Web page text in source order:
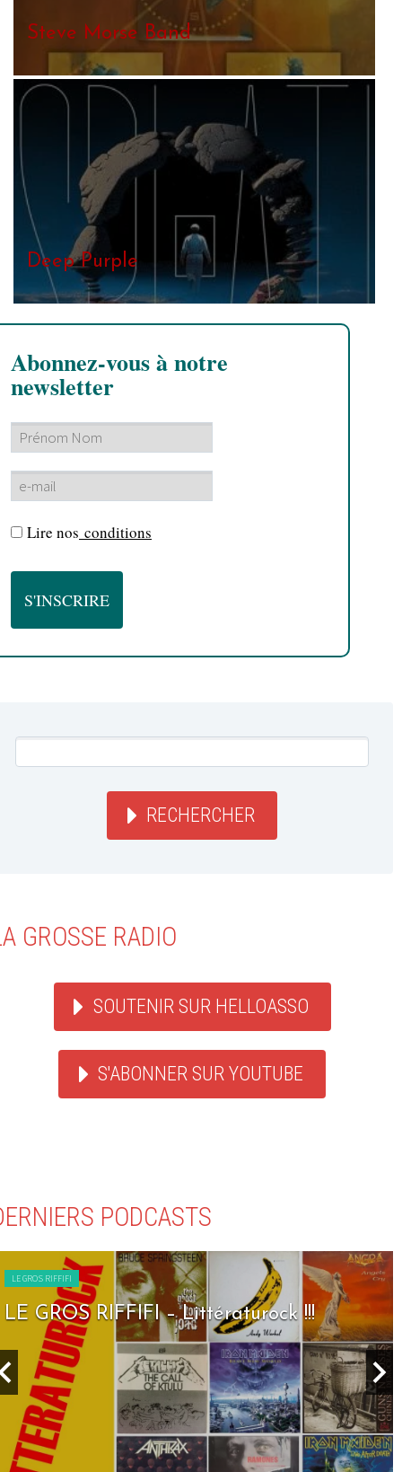
Steve Morse Band
Deep Purple
Abonnez-vous à notre
newsletter
Lire nos conditions
RECHERCHER
GROSSE RADIO
SOUTENIR SUR HELLOASSO
S'ABONNER SUR YOUTUBE
PODCASTS
LE GROS RIFFIFI
LE GROS RIFFIFI – Seven Days To Rock !!!